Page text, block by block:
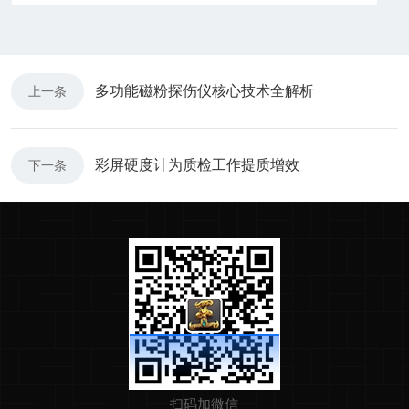
上一条 多功能磁粉探伤仪核心技术全解析
下一条 彩屏硬度计为质检工作提质增效
扫码加微信